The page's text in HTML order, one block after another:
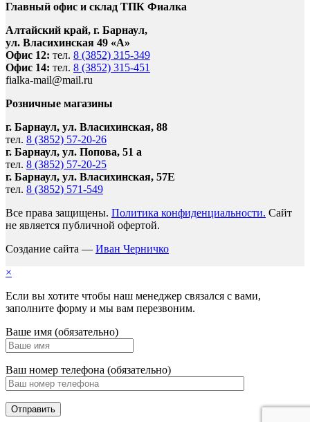
Главный офис и склад ТПК Фиалка
Алтайский край, г. Барнаул,
ул. Власихинская 49 «А»
Офис 12: тел. 8 (3852) 315-349
Офис 14: тел. 8 (3852) 315-451
fialka-mail@mail.ru
Розничные магазины
г. Барнаул, ул. Власихинская, 88
тел. 8 (3852) 57-20-26
г. Барнаул, ул. Попова, 51 а
тел. 8 (3852) 57-20-25
г. Барнаул, ул. Власихинская, 57Е
тел. 8 (3852) 571-549
Все права защищены. Политика конфиденциальности. Сайт
не является публичной офертой.
Создание сайта — Иван Черничко
×
Если вы хотите чтобы наш менеджер связался с вами,
заполните форму и мы вам перезвоним.
Ваше имя (обязательно)
Ваш номер телефона (обязательно)